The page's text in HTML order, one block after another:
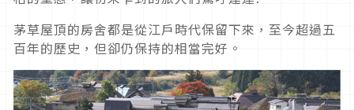
茅草屋頂的房舍都是從江戶時代保留下來，至今超過五
百年的歷史，但卻仍保持的相當完好。